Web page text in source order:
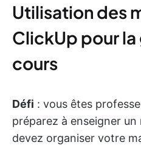
Utilisation des
ClickUp pour
cours
Défi : vous êtes
préparez à enseigner un
devez organiser votre